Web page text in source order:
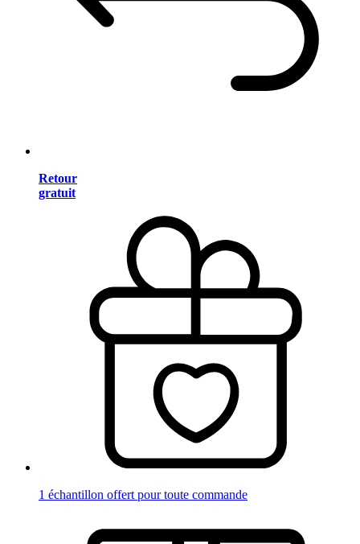
Retour
gratuit
1 échantillon offert pour toute commande